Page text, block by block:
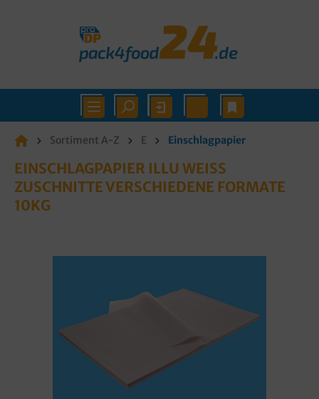
Sortiment A-Z E Einschlagpapier
EINSCHLAGPAPIER ILLU WEISS Z
USCHNITTE VERSCHIEDENE FORMATE 1
0KG